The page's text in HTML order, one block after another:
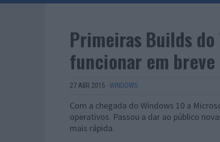
Primeiras Builds do
funcionar em breve
27 ABR 2015 · WINDOWS
Com a chegada do Windows 10 a
operativos. Passou a dar ao público
mais rápida.